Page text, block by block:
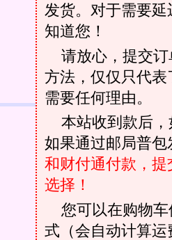
发货。对于需要
知道您！
请放心，提交
方法，仅仅只代
需要任何理由。
本站收到款后
如果通过邮局普包
和财付通付款，
选择！
您可以在购物
式（会自动计算